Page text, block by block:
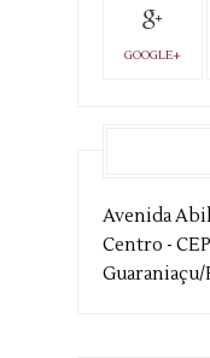
GOOGLE+
Avenida
Centro -
Guaraniaçu/